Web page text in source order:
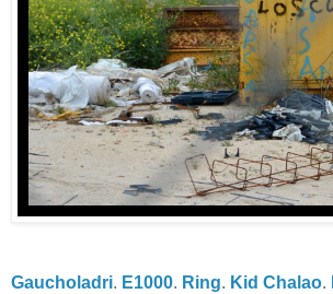
Gaucholadri. E1000. Ring. Kid Chalao.